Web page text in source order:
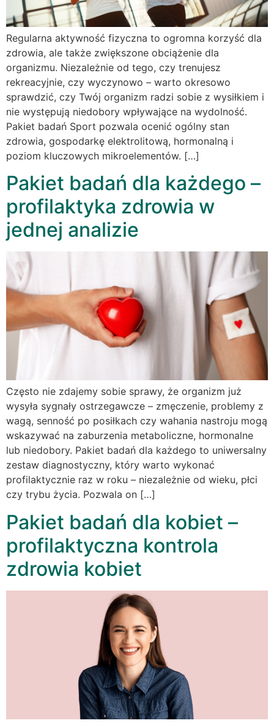
Regularna aktywność fizyczna to ogromna korzyść dla
zdrowia, ale także zwiększone obciążenie dla
organizmu. Niezależnie od tego, czy trenujesz
rekreacyjnie, czy wyczynowo – warto okresowo
sprawdzić, czy Twój organizm radzi sobie z wysiłkiem i
nie występują niedobory wpływające na wydolność.
Pakiet badań Sport pozwala ocenić ogólny stan
zdrowia, gospodarkę elektrolitową, hormonalną i
poziom kluczowych mikroelementów. […]
Pakiet badań dla każdego –
profilaktyka zdrowia w
jednej analizie
Często nie zdajemy sobie sprawy, że organizm już
wysyła sygnały ostrzegawcze – zmęczenie, problemy z
wagą, senność po posiłkach czy wahania nastroju mogą
wskazywać na zaburzenia metaboliczne, hormonalne
lub niedobory. Pakiet badań dla każdego to uniwersalny
zestaw diagnostyczny, który warto wykonać
profilaktycznie raz w roku – niezależnie od wieku, płci
czy trybu życia. Pozwala on […]
Pakiet badań dla kobiet –
profilaktyczna kontrola
zdrowia kobiet